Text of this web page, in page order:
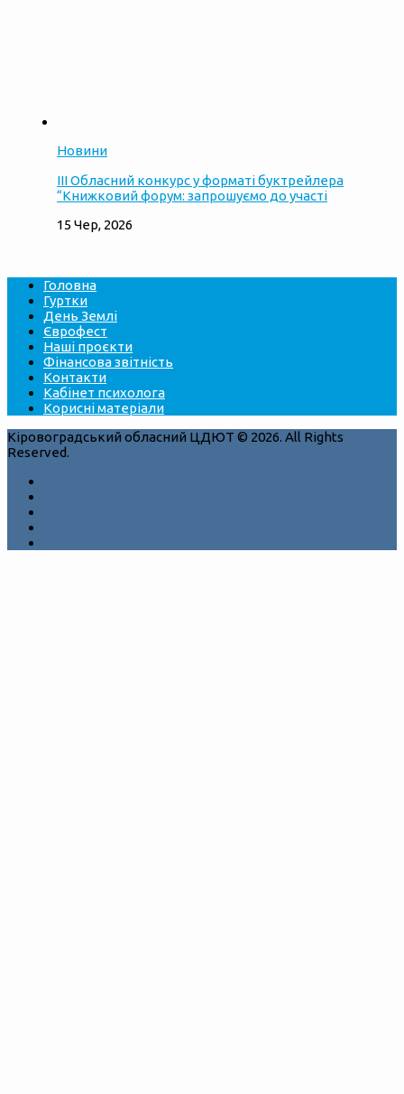
Новини
ІІІ Обласний конкурс у форматі буктрейлера
“Книжковий форум: запрошуємо до участі
15 Чер, 2026
Головна
Гуртки
День Землі
Єврофест
Наші проєкти
Фінансова звітність
Контакти
Кабінет психолога
Корисні матеріали
Кіровоградський обласний ЦДЮТ © 2026. All Rights
Reserved.